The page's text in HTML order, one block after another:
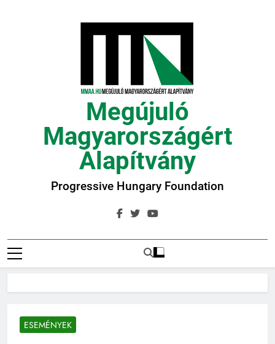
Megújuló
Magyarországért
Alapítvány
Progressive Hungary Foundation
ESEMÉNYEK